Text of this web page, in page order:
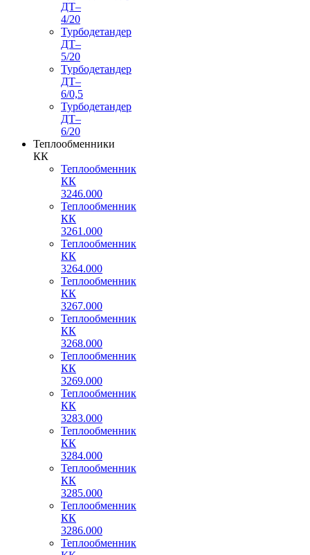
ДТ–
4/20
Турбодетандер
ДТ–
5/20
Турбодетандер
ДТ–
6/0,5
Турбодетандер
ДТ–
6/20
Теплообменники
КК
Теплообменник
КК
3246.000
Теплообменник
КК
3261.000
Теплообменник
КК
3264.000
Теплообменник
КК
3267.000
Теплообменник
КК
3268.000
Теплообменник
КК
3269.000
Теплообменник
КК
3283.000
Теплообменник
КК
3284.000
Теплообменник
КК
3285.000
Теплообменник
КК
3286.000
Теплообменник